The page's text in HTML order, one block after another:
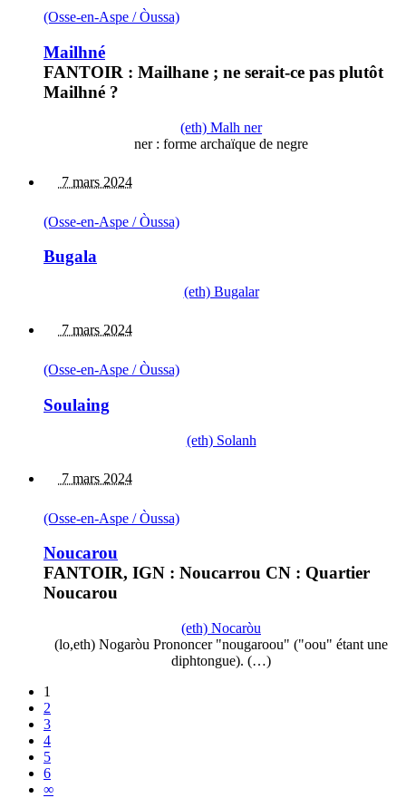
(Osse-en-Aspe / Òussa)
Mailhné
FANTOIR : Mailhane ; ne serait-ce pas plutôt
Mailhné ?
(eth) Malh ner
ner : forme archaïque de negre
7 mars 2024
(Osse-en-Aspe / Òussa)
Bugala
(eth) Bugalar
7 mars 2024
(Osse-en-Aspe / Òussa)
Soulaing
(eth) Solanh
7 mars 2024
(Osse-en-Aspe / Òussa)
Noucarou
FANTOIR, IGN : Noucarrou CN : Quartier
Noucarou
(eth) Nocaròu
(lo,eth) Nogaròu Prononcer "nougaroou" ("oou" étant une
diphtongue). (…)
1
2
3
4
5
6
∞